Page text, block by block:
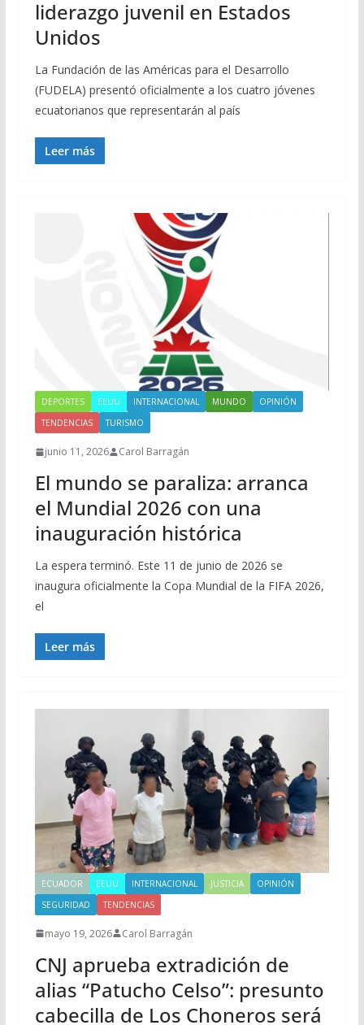
liderazgo juvenil en Estados
Unidos
La Fundación de las Américas para el Desarrollo
(FUDELA) presentó oficialmente a los cuatro jóvenes
ecuatorianos que representarán al país
Leer más
DEPORTES EEUU INTERNACIONAL MUNDO
OPINIÓN
TENDENCIAS
TURISMO
junio 11, 2026 Carol Barragán
El mundo se paraliza: arranca
el Mundial 2026 con una
inauguración histórica
La espera terminó. Este 11 de junio de 2026 se
inaugura oficialmente la Copa Mundial de la FIFA 2026,
el
Leer más
ECUADOR EEUU INTERNACIONAL JUSTICIA
OPINIÓN
SEGURIDAD
TENDENCIAS
mayo 19, 2026 Carol Barragán
CNJ aprueba extradición de
alias “Patucho Celso”: presunto
cabecilla de Los Choneros será